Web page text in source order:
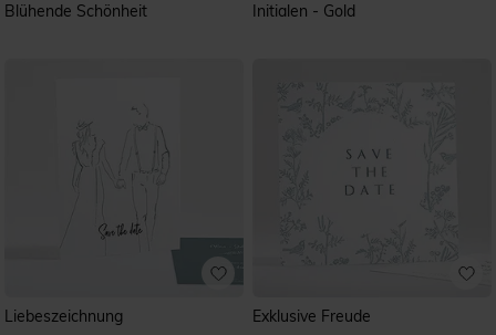
Blühende Schönheit Initialen - Gold
Liebeszeichnung Exklusive Freude